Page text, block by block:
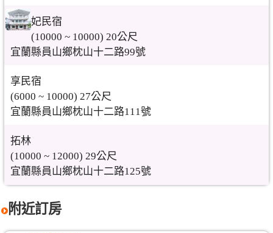
妃民宿
(10000 ~ 10000) 20公尺
宜蘭縣員山鄉枕山十二路99號
享民宿
(6000 ~ 10000) 27公尺
宜蘭縣員山鄉枕山十二路111號
拓林
(10000 ~ 12000) 29公尺
宜蘭縣員山鄉枕山十二路125號
附近訂房